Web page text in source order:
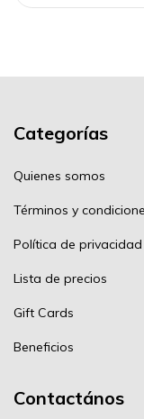
Categorías
Quienes somos
Términos y
Política de privacidad
Lista de precios
Gift Cards
Beneficios
Contactános